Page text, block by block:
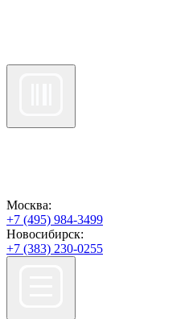
Москва:
+7 (495) 984-3499
Новосибирск:
+7 (383) 230-0255